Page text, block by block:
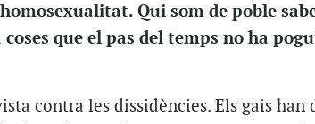
Qui som de poble
que el pas del temps no ha
contra les dissidències. Els gais han